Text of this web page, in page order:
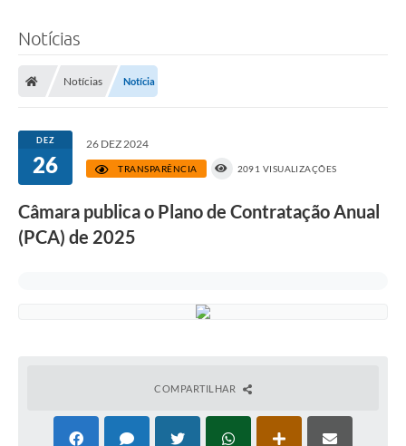
Notícias
Notícias Notícia
DEZ
26
26 DEZ 2024
TRANSPARÊNCIA 2091 VISUALIZAÇÕES
Câmara publica o Plano de Contratação Anual
(PCA) de 2025
COMPARTILHAR